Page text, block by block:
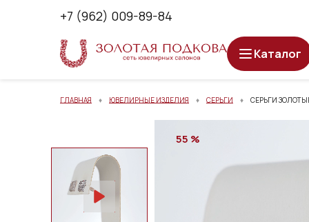
+7 (962) 009-89-84
Каталог
ГЛАВНАЯ ЮВЕЛИРНЫЕ ИЗДЕЛИЯ СЕРЬГИ СЕРЬГИ
55 %